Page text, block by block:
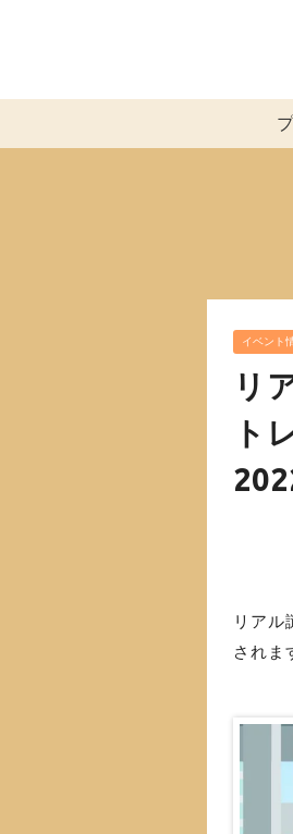
イベント
リ
ト
リアル
されま